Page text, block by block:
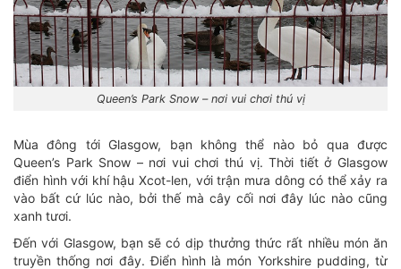
Queen’s Park Snow – nơi vui chơi thú vị
Mùa đông tới Glasgow, bạn không thể nào bỏ qua được
Queen’s Park Snow – nơi vui chơi thú vị. Thời tiết ở Glasgow
điển hình với khí hậu Xcot-len, với trận mưa dông có thể xảy ra
vào bất cứ lúc nào, bởi thế mà cây cối nơi đây lúc nào cũng
xanh tươi.
Đến với Glasgow, bạn sẽ có dịp thưởng thức rất nhiều món ăn
truyền thống nơi đây. Điển hình là món Yorkshire pudding, từ